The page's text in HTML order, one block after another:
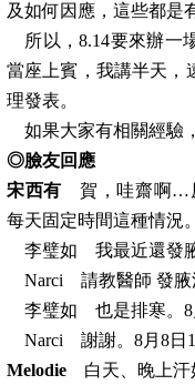
及如何因應，這些都是
所以，8.14要來辦一
當座上賓，我講半天，
理發表。
如果大家有相關經驗
◎臉友回應
宋西有 賀，哇齋啊…
每天固定時間這種情況
李璧如 我最近還發腋
Narci 請教醫師 發腋
李璧如 也是排寒。8
Narci 謝謝。8月8日
Melodie 白天、晚上汗